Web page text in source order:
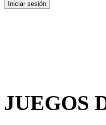
JUEGOS